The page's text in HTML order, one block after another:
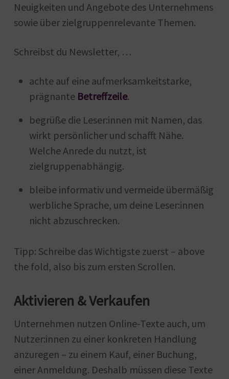
Neuigkeiten und Angebote des Unternehmens
sowie über zielgruppenrelevante Themen.
Schreibst du Newsletter, …
achte auf eine aufmerksamkeitstarke,
prägnante Betreffzeile.
begrüße die Leser:innen mit Namen, das
wirkt persönlicher und schafft Nähe.
Welche Anrede du nutzt, ist
zielgruppenabhängig.
bleibe informativ und vermeide übermäßig
werbliche Sprache, um deine Leser:innen
nicht abzuschrecken.
Tipp: Schreibe das Wichtigste zuerst – above
the fold, also bis zum ersten Scrollen.
Aktivieren & Verkaufen
Unternehmen nutzen Online-Texte auch, um
Nutzer:innen zu einer konkreten Handlung
anzuregen – zu einem Kauf, einer Buchung,
einer Anmeldung. Deshalb müssen diese Texte